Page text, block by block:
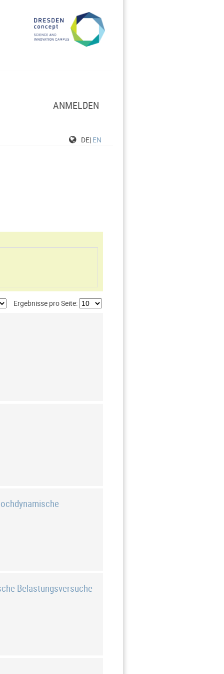
ANMELDEN
DE| EN
Ergebnisse pro Seite:
Belastungsversuche